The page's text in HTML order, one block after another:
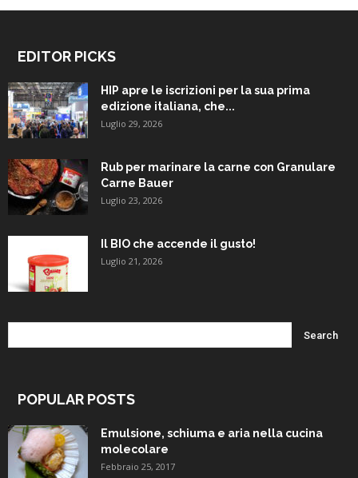
EDITOR PICKS
HIP apre le iscrizioni per la sua prima
edizione italiana, che...
Luglio 29, 2026
Rub per marinare la carne con Granulare
Carne Bauer
Luglio 23, 2026
Il BIO che accende il gusto!
Luglio 21, 2026
POPULAR POSTS
Emulsione, schiuma e aria nella cucina
molecolare
Febbraio 25, 2017